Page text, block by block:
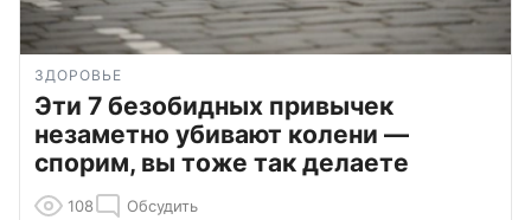
ЗДОРОВЬЕ
Эти 7 безобидных привычек
незаметно убивают колени —
спорим, вы тоже так делаете
108 Обсудить